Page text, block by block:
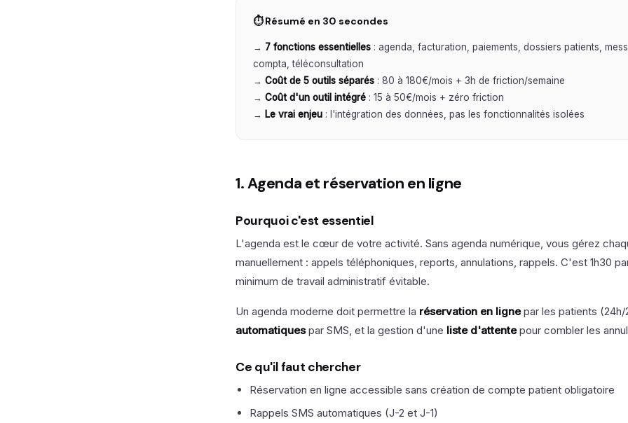
⏱ Résumé en 30 secondes
→ 7 fonctions essentielles : agenda, facturation, paiements, dossiers patients,
compta, téléconsultation
→ Coût de 5 outils séparés : 80 à 180€/mois + 3h de friction/semaine
→ Coût d'un outil intégré : 15 à 50€/mois + zéro friction
→ Le vrai enjeu : l'intégration des données, pas les fonctionnalités isolées
1. Agenda et réservation en ligne
Pourquoi c'est essentiel
L'agenda est le cœur de votre activité. Sans agenda numérique, vous gérez
manuellement : appels téléphoniques, reports, annulations, rappels. C'est 1h30
minimum de travail administratif évitable.
Un agenda moderne doit permettre la réservation en lignepar les patients
automatiquespar SMS, et la gestion d'une liste d'attentepour combler les
Ce qu'il faut chercher
Réservation en ligne accessible sans création de compte patient obligatoire
Rappels SMS automatiques (J-2 et J-1)